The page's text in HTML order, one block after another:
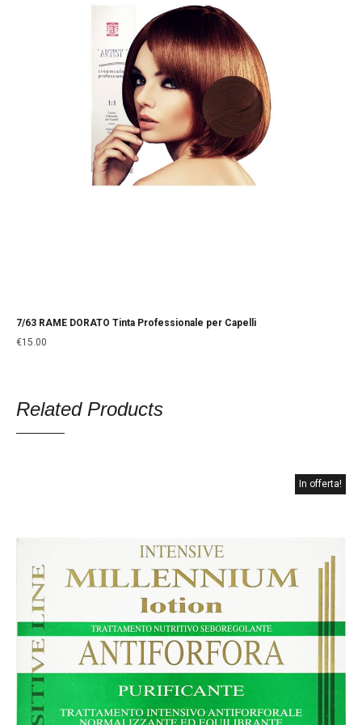
7/63 RAME DORATO Tinta Professionale per Capelli
€15.00
Related Products
In offerta!